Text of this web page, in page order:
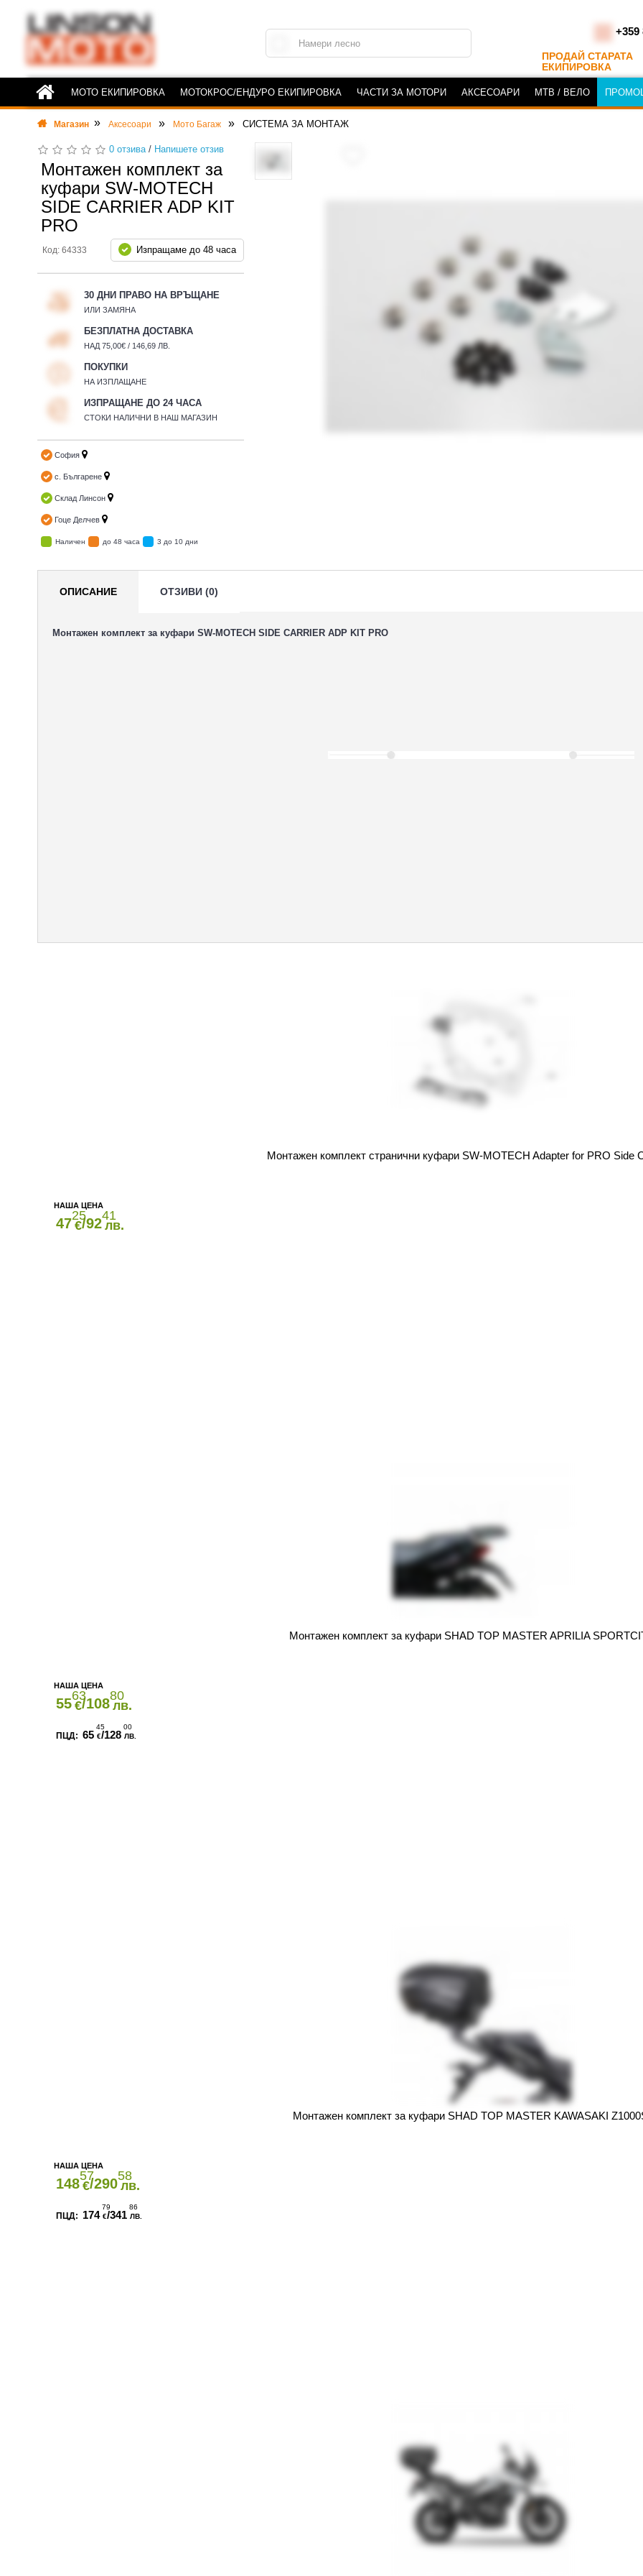
+359
ПРОДАЙ СТАРАТА
ЕКИПИРОВКА
МОТО ЕКИПИРОВКА МОТОКРОС/ЕНДУРО ЕКИПИРОВКА ЧАСТИ ЗА МОТОРИ АКСЕСОАРИ MTB / ВЕЛО
Магазин Аксесоари Мото Багаж СИСТЕМА ЗА МОНТАЖ
0 отзива/ Напишете отзив
Монтажен комплект за
куфари SW-MOTECH
SIDE CARRIER ADP KIT
PRO
Код: 64333 Изпращаме до 48 часа
30 ДНИ ПРАВО НА ВРЪЩАНЕ
ИЛИ ЗАМЯНА
БЕЗПЛАТНА ДОСТАВКА
НАД 75,00€ / 146,69 ЛВ.
ПОКУПКИ
НА ИЗПЛАЩАНЕ
ИЗПРАЩАНЕ ДО 24 ЧАСА
СТОКИ НАЛИЧНИ В НАШ МАГАЗИН
София
с. Българене
Склад Линсон
Гоце Делчев
Наличен до 48 часа 3 до 10 дни
ОПИСАНИЕ ОТЗИВИ (0)
Монтажен комплект за куфари SW-MOTECH SIDE CARRIER ADP KIT PRO
Монтажен комплект странични куфари SW-MOTECH Adapter for PRO Side
4725
€/9241
лв.
Монтажен комплект за куфари SHAD TOP MASTER APRILIA
5563
€/10880
лв.
65
45
€/128
00
ЛВ.
Монтажен комплект за куфари SHAD TOP MASTER KAWASAKI
14857
€/29058
лв.
174
79
€/341
86
ЛВ.